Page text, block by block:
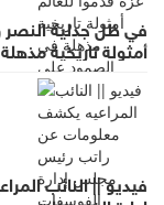
في ظل جدلية النصر
أمثولة تاريخية
فيديو || النائب